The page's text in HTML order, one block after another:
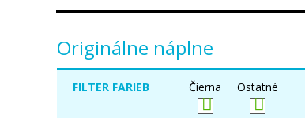
Originálne náplne
FILTER FARIEB Čierna Ostatné